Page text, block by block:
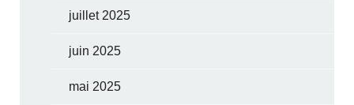
juillet 2025
juin 2025
mai 2025